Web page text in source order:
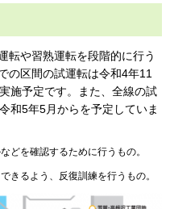
転や習熟運転を段階的に行う
の区間の試運転は令和4年11
施予定です。また、全線の試
和5年5月からを予定していま
を確認するために行うもの。
るよう、反復訓練を行うもの。